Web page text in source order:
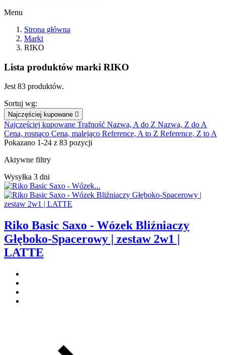
Menu
Strona główna
Marki
RIKO
Lista produktów marki RIKO
Jest 83 produktów.
Sortuj wg:
Najczęściej kupowane 
Najczęściej kupowane Trafność Nazwa, A do Z Nazwa, Z do A
Cena, rosnąco Cena, malejąco Reference, A to Z Reference, Z to A
Pokazano 1-24 z 83 pozycji
Aktywne filtry
Wysyłka 3 dni
Riko Basic Saxo - Wózek Bliźniaczy
Głęboko-Spacerowy | zestaw 2w1 |
LATTE